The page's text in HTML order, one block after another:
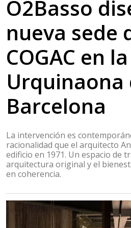
O2Basso
nueva sede
COGAC en
Urquinaona
Barcelona
La intervención es
racionalidad que el arquitecto
edificio en 1971. Un espacio de
arquitectura original y el
en coherencia.